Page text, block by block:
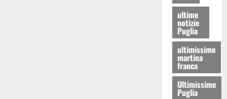
ultime
notizie
Puglia
ultimissime
martina
franca
Ultimissime
Puglia